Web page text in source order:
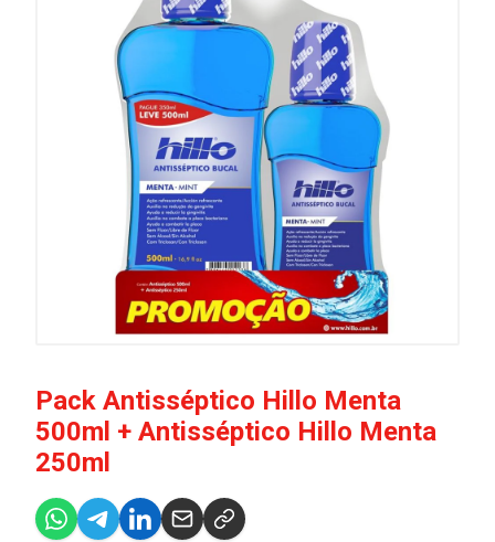
Pack Antisséptico Hillo Menta
500ml + Antisséptico Hillo Menta
250ml